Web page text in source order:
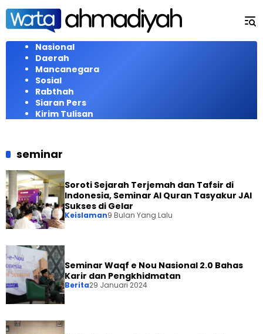
Langsung
konten
Nasional
Daerah
Mancanegara
Sosial
Rabthah
Siaran Pers
Kirim Tulisan
seminar
Soroti Sejarah Terjemah dan Tafsir di
Indonesia, Seminar Al Quran Tasyakur JAI
Sukses di Gelar
Keislaman9 Bulan Yang Lalu
Seminar Waqf e Nou Nasional 2.0 Bahas
Karir dan Pengkhidmatan
Berita29 Januari 2024